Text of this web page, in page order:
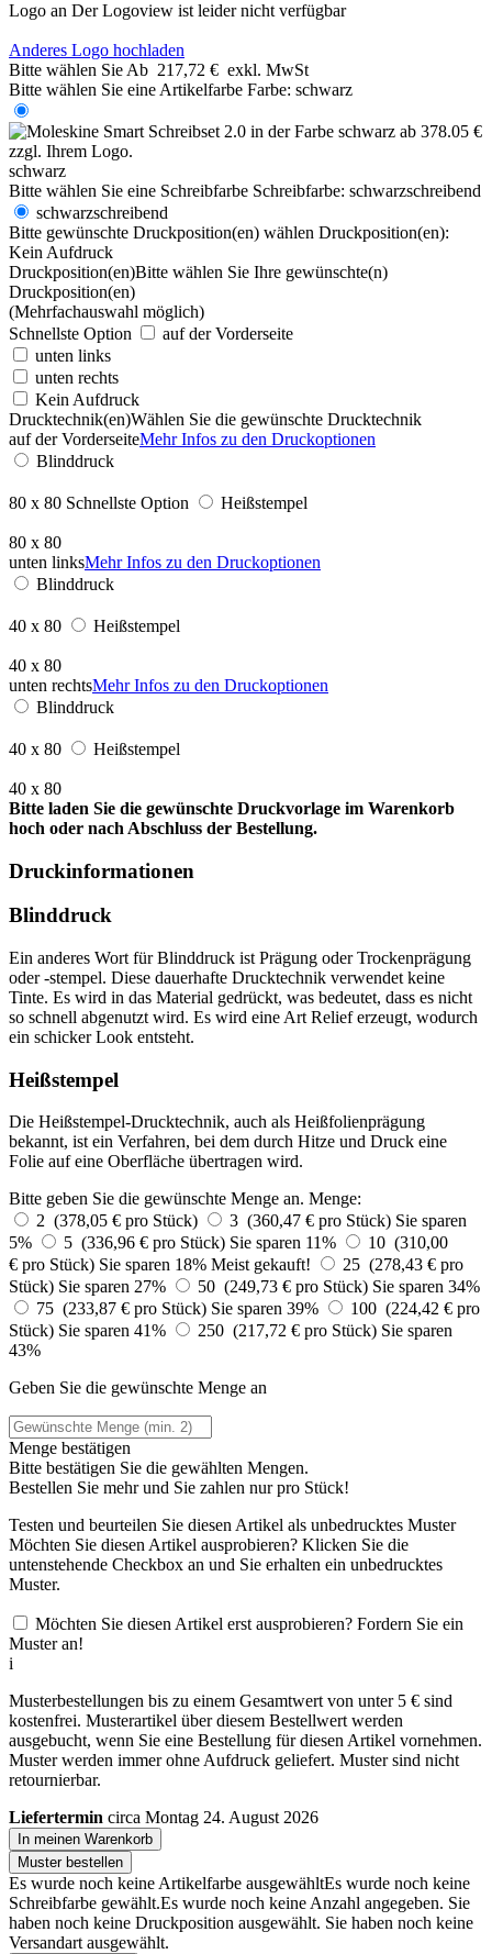
Logo an Der Logoview ist leider nicht verfügbar
Anderes Logo hochladen
Bitte wählen Sie Ab 217,72 € exkl. MwSt
Bitte wählen Sie eine Artikelfarbe Farbe: schwarz
schwarz
Bitte wählen Sie eine Schreibfarbe Schreibfarbe: schwarzschreibend
schwarzschreibend
Bitte gewünschte Druckposition(en) wählen Druckposition(en):
Kein Aufdruck
Druckposition(en)Bitte wählen Sie Ihre gewünschte(n)
Druckposition(en)
(Mehrfachauswahl möglich)
Schnellste Option
auf der Vorderseite
unten links
unten rechts
Kein Aufdruck
Drucktechnik(en)Wählen Sie die gewünschte Drucktechnik
auf der VorderseiteMehr Infos zu den Druckoptionen
Blinddruck
80 x 80 Schnellste Option Heißstempel
80 x 80
unten linksMehr Infos zu den Druckoptionen
Blinddruck
40 x 80 Heißstempel
40 x 80
unten rechtsMehr Infos zu den Druckoptionen
Blinddruck
40 x 80 Heißstempel
40 x 80
Bitte laden Sie die gewünschte Druckvorlage im Warenkorb
hoch oder nach Abschluss der Bestellung.
Druckinformationen
Blinddruck
Ein anderes Wort für Blinddruck ist Prägung oder Trockenprägung
oder -stempel. Diese dauerhafte Drucktechnik verwendet keine
Tinte. Es wird in das Material gedrückt, was bedeutet, dass es nicht
so schnell abgenutzt wird. Es wird eine Art Relief erzeugt, wodurch
ein schicker Look entsteht.
Heißstempel
Die Heißstempel-Drucktechnik, auch als Heißfolienprägung
bekannt, ist ein Verfahren, bei dem durch Hitze und Druck eine
Folie auf eine Oberfläche übertragen wird.
Bitte geben Sie die gewünschte Menge an. Menge:
2 (378,05 € pro Stück)
3 (360,47 € pro Stück) Sie sparen
5%
5 (336,96 € pro Stück) Sie sparen 11%
10 (310,00
€ pro Stück) Sie sparen 18% Meist gekauft!
25 (278,43 € pro
Stück) Sie sparen 27% 50 (249,73 € pro Stück) Sie sparen 34%
75 (233,87 € pro Stück) Sie sparen 39%
100 (224,42 € pro
Stück) Sie sparen 41% 250 (217,72 € pro Stück) Sie sparen
43%
Geben Sie die gewünschte Menge an
Menge bestätigen
Bitte bestätigen Sie die gewählten Mengen.
Bestellen Sie mehr und Sie zahlen nurpro Stück!
Testen und beurteilen Sie diesen Artikel als unbedrucktes Muster
Möchten Sie diesen Artikel ausprobieren? Klicken Sie die
untenstehende Checkbox an und Sie erhalten ein unbedrucktes
Muster.
Möchten Sie diesen Artikel erst ausprobieren? Fordern Sie ein
Muster an!
i
Musterbestellungen bis zu einem Gesamtwert von unter 5 € sind
kostenfrei. Musterartikel über diesem Bestellwert werden
ausgebucht, wenn Sie eine Bestellung für diesen Artikel vornehmen.
Muster werden immer ohne Aufdruck geliefert. Muster sind nicht
retournierbar.
Liefertermin circa Montag 24. August 2026
In meinen Warenkorb
Muster bestellen
Es wurde noch keine Artikelfarbe ausgewähltEs wurde noch keine
Schreibfarbe gewählt.Es wurde noch keine Anzahl angegeben. Sie
haben noch keine Druckposition ausgewählt. Sie haben noch keine
Versandart ausgewählt.